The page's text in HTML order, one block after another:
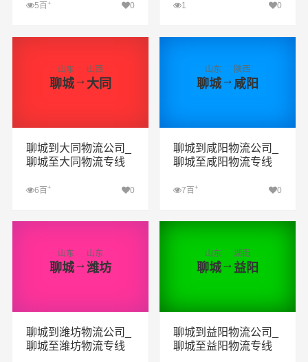
5百 + 0
查看详细
1 0
查看详细
山东
聊城→
山西
大同
聊城到大同物流公司_
聊城至大同物流专线
6百+ 0
查看详细
山东
聊城→
陕西
咸阳
聊城到咸阳物流公司_
聊城至咸阳物流专线
7百+ 0
查看详细
山东
聊城→
山东
潍坊
聊城到潍坊物流公司_
聊城至潍坊物流专线
山东
聊城→
湖南
益阳
聊城到益阳物流公司_
聊城至益阳物流专线